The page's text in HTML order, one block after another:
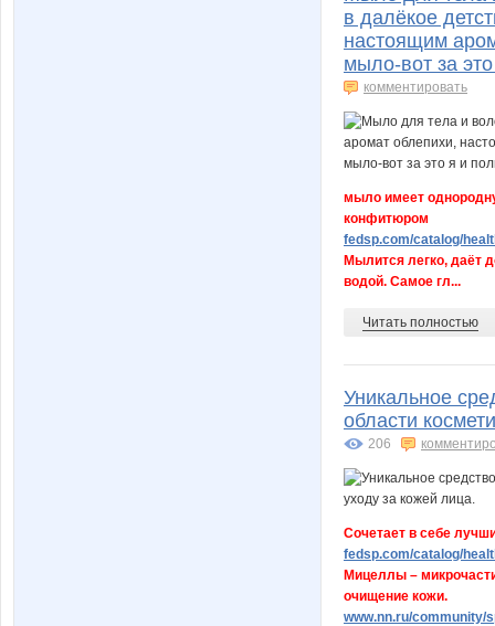
в далёкое
настоящим
мыло-вот за
комментировать
мыло имеет
конфитюром
fedsp.com/catalog/
Мылится легко, даёт
водой. Самое гл...
Читать полностью
Уникальное
области
206
Сочетает в себе
fedsp.com/catalog/
Мицеллы –
очищение кожи.
www.nn.ru/community/